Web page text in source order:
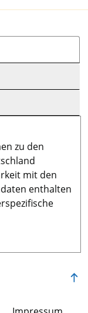
zu den
mit den
enthalten